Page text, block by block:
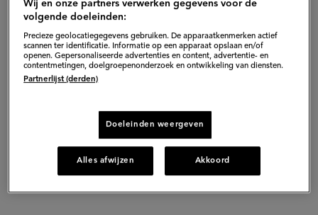
Wij en onze partners verwerken gegevens voor de
volgende doeleinden:
Precieze geolocatiegegevens gebruiken. De apparaatkenmerken actief
scannen ter identificatie. Informatie op een apparaat opslaan en/of
openen. Gepersonaliseerde advertenties en content, advertentie- en
contentmetingen, doelgroepenonderzoek en ontwikkeling van diensten.
Partnerlijst (derden)
Doeleinden weergeven
Alles afwijzen Akkoord